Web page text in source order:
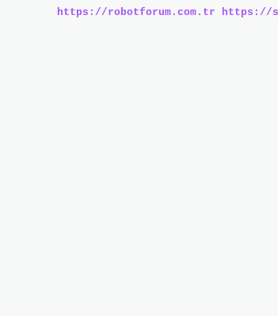
https://robotforum.com.tr https://